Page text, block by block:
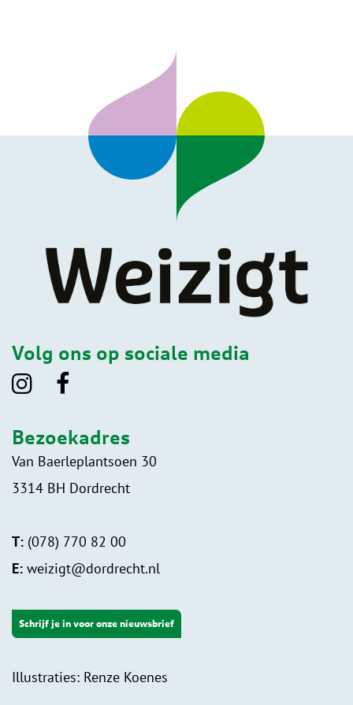
Volg ons op sociale media
Bezoekadres
Van Baerleplantsoen 30
3314 BH Dordrecht
T: (078) 770 82 00
E: weizigt@dordrecht.nl
Schrijf je in voor onze nieuwsbrief
Illustraties: Renze Koenes